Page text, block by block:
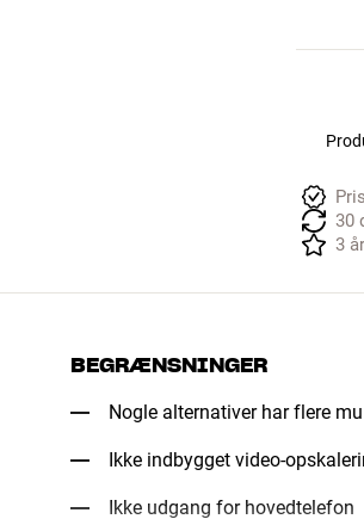
30
3
BEGRÆNSNINGER
Nogle alternativer har flere
Ikke indbygget video-
Ikke udgang for hovedtelefon